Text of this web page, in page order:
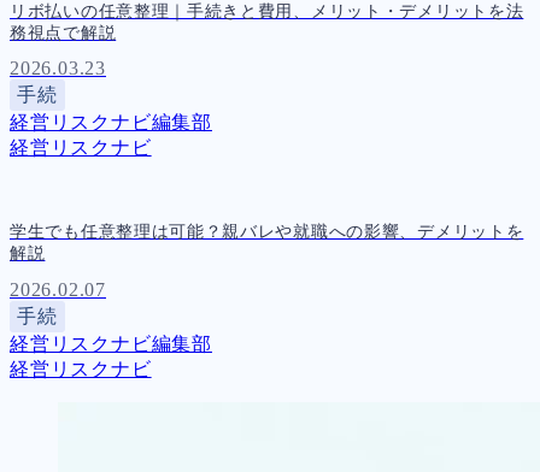
リボ払いの任意整理｜手続きと費用、メリット・デメリットを法
務視点で解説
2026.03.23
手続
経営リスクナビ編集部
経営リスクナビ
学生でも任意整理は可能？親バレや就職への影響、デメリットを
解説
2026.02.07
手続
経営リスクナビ編集部
経営リスクナビ